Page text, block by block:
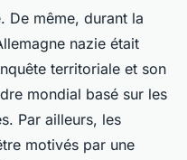
De même, durant la
nazie était
territoriale et son
mondial basé sur les
Par ailleurs, les
motivés par une